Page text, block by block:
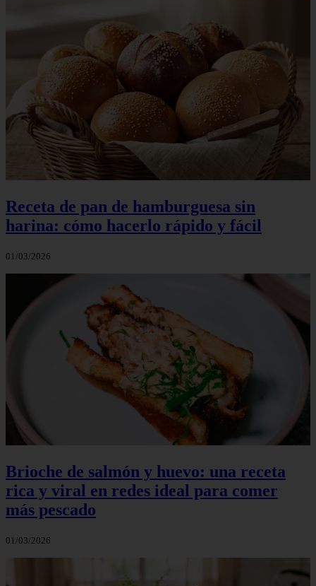
Receta de pan de hamburguesa sin
harina: cómo hacerlo rápido y fácil
01/03/2026
Brioche de salmón y huevo: una receta
rica y viral en redes ideal para comer
más pescado
01/03/2026